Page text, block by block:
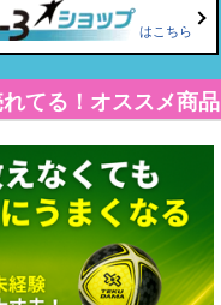
はこちら
てる！オススメ商品